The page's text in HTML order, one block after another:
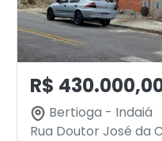
R$
Bertioga - Indaiá
Rua Doutor José da